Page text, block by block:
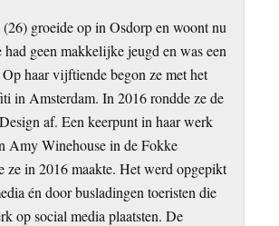
groeide op in Osdorp en woont nu
geen makkelijke jeugd en was een
haar vijftiende begon ze met het
in Amsterdam. In 2016 rondde ze de
af. Een keerpunt in haar werk
Amy Winehouse in de Fokke
ze in 2016 maakte. Het werd opgepikt
én door busladingen toeristen die
op social media plaatsten. De